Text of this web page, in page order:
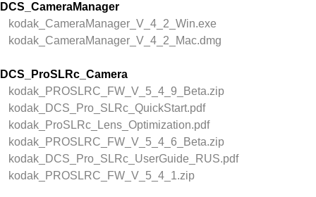
DCS_CameraManager
kodak_CameraManager_V_4_2_Win.exe
kodak_CameraManager_V_4_2_Mac.dmg
DCS_ProSLRc_Camera
kodak_PROSLRC_FW_V_5_4_9_Beta.zip
kodak_DCS_Pro_SLRc_QuickStart.pdf
kodak_ProSLRc_Lens_Optimization.pdf
kodak_PROSLRC_FW_V_5_4_6_Beta.zip
kodak_DCS_Pro_SLRc_UserGuide_RUS.pdf
kodak_PROSLRC_FW_V_5_4_1.zip